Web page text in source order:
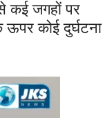
कई जगहों पर
ऊपर कोई दुर्घटना